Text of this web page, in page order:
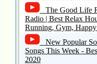
The Good Life
Radio | Best Relax
Running, Gym,
New Popular
Songs This Week -
2020